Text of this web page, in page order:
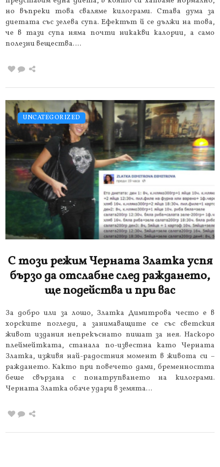
но въпреки това сваляме килограми. Става дума за
диетата със зелева супа. Ефектът й се дължи на това,
че в тази супа няма почти никакви калории, а само
полезни вещества….
UNCATEGORIZED
С този режим Черната Златка успя
бързо да отслабне след раждането,
ще подейства и при вас
За добро или за лошо, Златка Димитрова често е в
хорските погледи, а занимаващите се със светския
живот издания непрекъснато пишат за нея. Наскоро
плеймейтката, станала по-известна като Черната
Златка, изживя най-радостния момент в живота си –
раждането. Както при повечето дами, бременността
беше свързана с понатрупването на килограми.
Черната Златка обаче удари в земята…